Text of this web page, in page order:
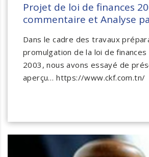
Projet de loi de finances
commentaire et Analyse
Dans le cadre des travaux
promulgation de la loi de finances
2003, nous avons essayé de
aperçu… https://www.ckf.com.tn/